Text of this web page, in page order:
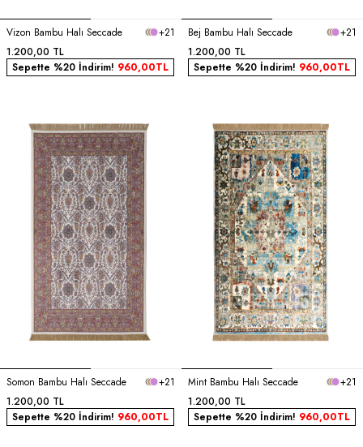
Vizon Bambu Halı Seccade
+21
1.200,00 TL
Sepette %20 İndirim! 960,00TL
Bej Bambu Halı Seccade
+21
1.200,00 TL
Sepette %20 İndirim! 960,00TL
Somon Bambu Halı Seccade
+21
1.200,00 TL
Sepette %20 İndirim! 960,00TL
Mint Bambu Halı Seccade
+21
1.200,00 TL
Sepette %20 İndirim! 960,00TL